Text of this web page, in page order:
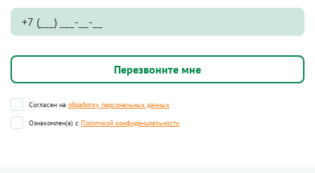
Согласен на обработку персональных данных
Ознакомлен(а) с Политикой конфиденциальности